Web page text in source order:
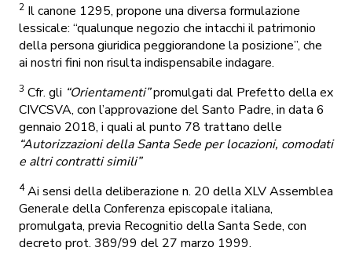
2 Il canone 1295, propone una diversa formulazione
lessicale: “qualunque negozio che intacchi il patrimonio
della persona giuridica peggiorandone la posizione”, che
ai nostri fini non risulta indispensabile indagare.
3 Cfr. gli “Orientamenti”promulgati dal Prefetto della ex
CIVCSVA, con l’approvazione del Santo Padre, in data 6
gennaio 2018, i quali al punto 78 trattano delle
“Autorizzazioni della Santa Sede per locazioni, comodati
e altri contratti simili”
4Ai sensi della deliberazione n. 20 della XLV Assemblea
Generale della Conferenza episcopale italiana,
promulgata, previa Recognitio della Santa Sede, con
decreto prot. 389/99 del 27 marzo 1999.